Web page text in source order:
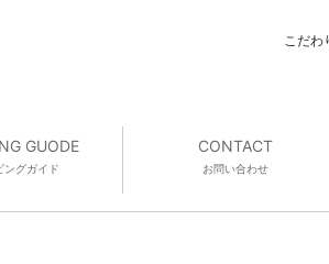
こだわ
GUODE
ングガイド
CONTACT
お問い合わせ